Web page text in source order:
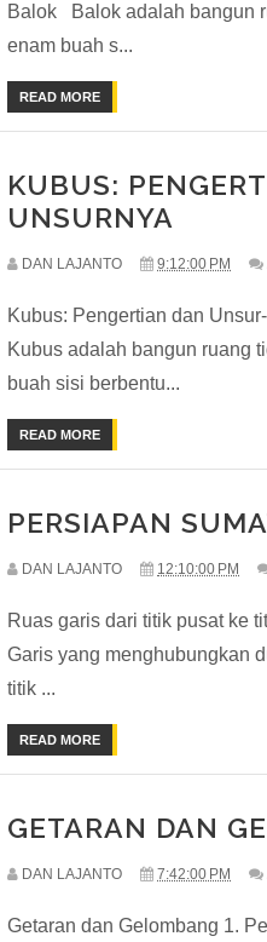
Balok Balok adalah bangun
enam buah s...
READ MORE
KUBUS:
UNSURNYA
DAN LAJANTO 9:12:00 PM
Kubus: Pengertian dan
Kubus adalah bangun ruang
buah sisi berbentu...
READ MORE
PERSIAPAN
DAN LAJANTO 12:10:00 PM
Ruas garis dari titik pusat ke
Garis yang menghubungkan
titik ...
READ MORE
GETARAN DAN
DAN LAJANTO 7:42:00 PM
Getaran dan Gelombang 1.